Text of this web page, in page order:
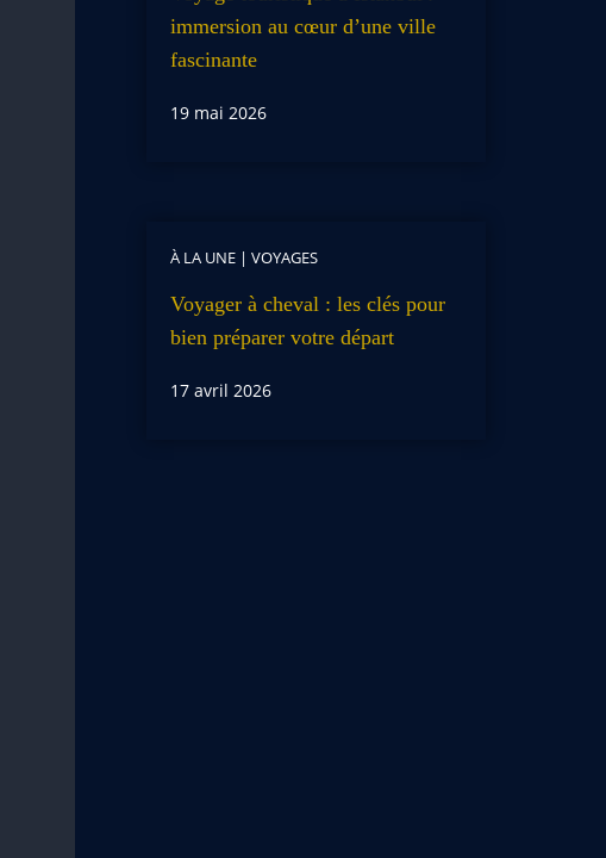
immersion au cœur d’une ville
fascinante
19 mai 2026
À LA UNE| VOYAGES
Voyager à cheval : les clés pour
bien préparer votre départ
17 avril 2026